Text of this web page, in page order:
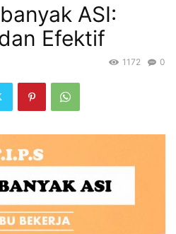
ASI:
Efektif
0
1172